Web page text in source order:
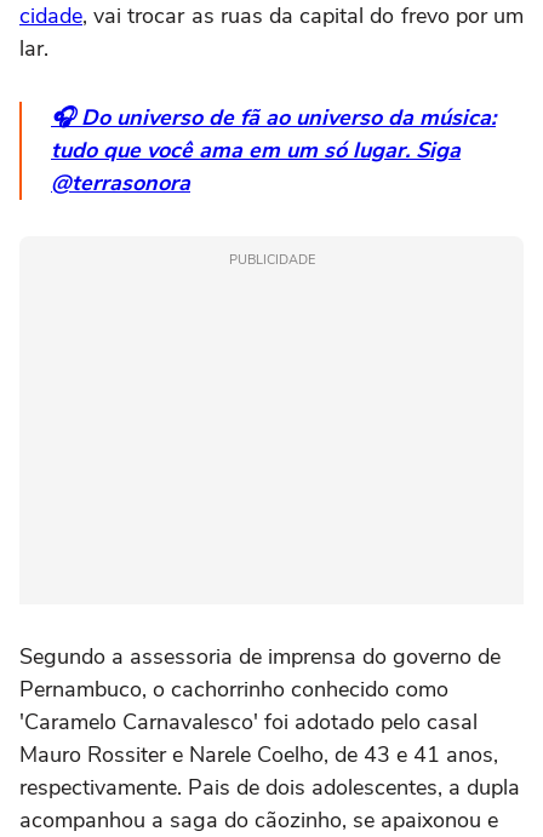
cidade, vai trocar as ruas da capital do frevo por um
lar.
🎧 Do universo de fã ao universo da música:
tudo que você ama em um só lugar. Siga
@terrasonora
PUBLICIDADE
Segundo a assessoria de imprensa do governo de
Pernambuco, o cachorrinho conhecido como
'Caramelo Carnavalesco' foi adotado pelo casal
Mauro Rossiter e Narele Coelho, de 43 e 41 anos,
respectivamente. Pais de dois adolescentes, a dupla
acompanhou a saga do cãozinho, se apaixonou e